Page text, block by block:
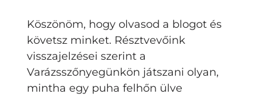
Köszönöm, hogy olvasod a blogot és
követsz minket. Résztvevőink
visszajelzései szerint a
Varázsszőnyegünkön játszani olyan,
mintha egy puha felhőn ülve